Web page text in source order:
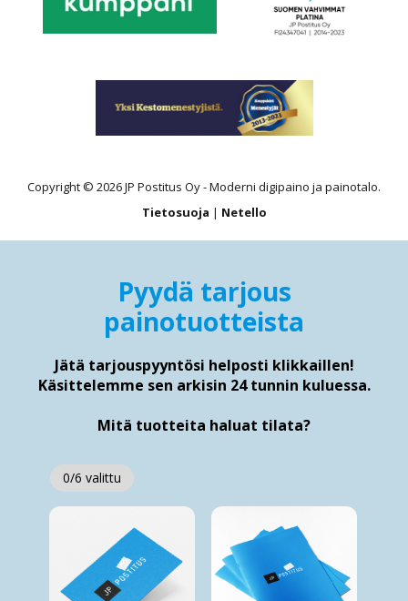
Copyright © 2026 JP Postitus Oy - Moderni digipaino ja painotalo.
Tietosuoja | Netello